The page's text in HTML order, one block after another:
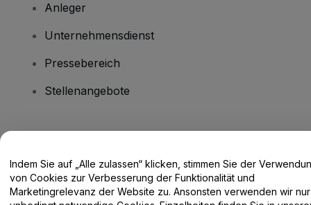
Anleger
Unternehmensdienst
Pressebereich
Stellenangebote
Hilfe-Center / Kontakt
Indem Sie auf „Alle zulassen“ klicken, stimmen Sie der
von Cookies zur Verbesserung der Funktionalität und
Marketingrelevanz der Website zu. Ansonsten verwenden wir nur